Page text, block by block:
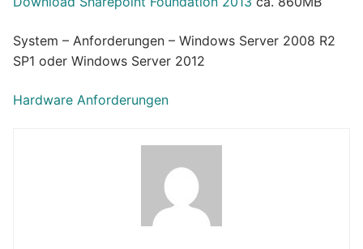
System – Anforderungen – Windows Server 2008 R2
SP1 oder Windows Server 2012
Hardware Anforderungen